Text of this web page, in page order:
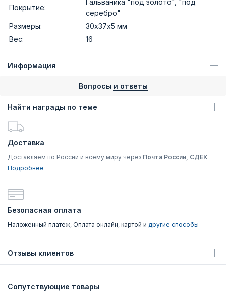
Покрытие:
серебро"
Размеры:
30х37х5 мм
Вес:
16
Информация
Вопросы и ответы
Найти награды по теме
Доставка
Доставляем по России и всему миру через Почта России, СДЕК
Подробнее
Безопасная оплата
Наложенный платеж, Оплата онлайн, картой и другие способы
Отзывы клиентов
Сопутствующие товары